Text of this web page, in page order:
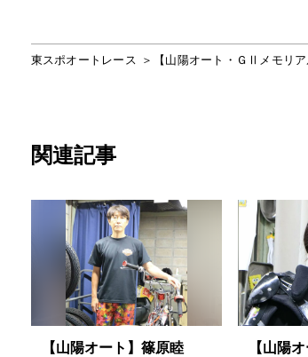
東スポオートレース 【山陽オート・ＧⅡメモリ
関連記事
【山陽オート】篠原睦
【山陽